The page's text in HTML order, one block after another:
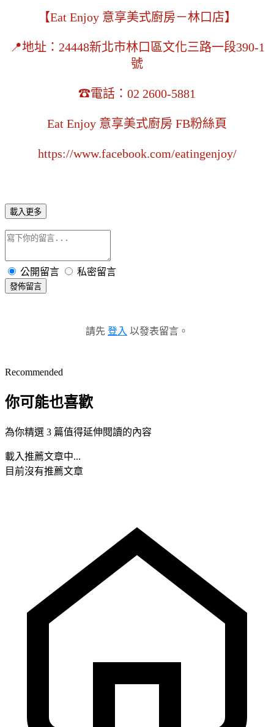
【Eat Enjoy 意享美式廚房－林口店】
📍地址：24448新北市林口區文化三路一段390-1
號
☎電話： 02 2600-5881
Eat Enjoy 意享美式廚房 FB粉絲頁
https://www.facebook.com/eatingenjoy/
載入更多
公開留言 私密留言
發佈留言
請先 登入 以發表留言。
Recommended
你可能也喜歡
為你精選 3 篇值得延伸閱讀的內容
載入推薦文章中...
目前沒有推薦文章